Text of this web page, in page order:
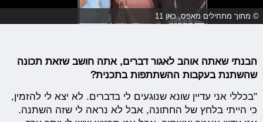
© מתוך מתחילים מאפס, כאן 11
הבנתי שאתה אוהב לאגור דברים, אתה חושב שזאת תכונה
שהשתנת בעקבות ההשתתפות בתכנית?
"בכללי אני עדיין שונא שנוגעים לי בדברים. לא יצא לי להזמין,
כי הייתי בלחץ של החתונה, אבל לא נראה לי שזה השתנה.